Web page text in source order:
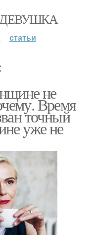
статьи
не
Время
точный
уже не